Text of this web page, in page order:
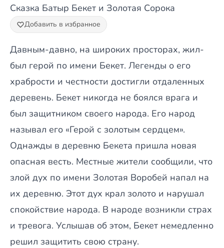
Сказка Батыр Бекет и Золотая Сорока
Добавить в избранное
Давным-давно, на широких просторах, жил-
был герой по имени Бекет. Легенды о его
храбрости и честности достигли отдаленных
деревень. Бекет никогда не боялся врага и
был защитником своего народа. Его народ
называл его «Герой с золотым сердцем».
Однажды в деревню Бекета пришла новая
опасная весть. Местные жители сообщили, что
злой дух по имени Золотая Воробей напал на
их деревню. Этот дух крал золото и нарушал
спокойствие народа. В народе возникли страх
и тревога. Услышав об этом, Бекет немедленно
решил защитить свою страну.